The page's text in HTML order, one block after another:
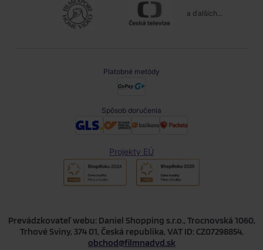
a ďalších...
Platobné metódy
Spôsob doručenia
Projekty EÚ
Prevádzkovateľ webu: Daniel Shopping s.r.o., Trocnovská 1060,
Trhové Sviny, 374 01, Česká republika, VAT ID: CZ07298854,
obchod@filmnadvd.sk